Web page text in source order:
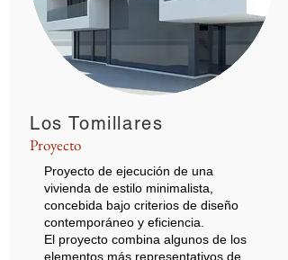
Los Tomillares
Proyecto
Proyecto de ejecución de una
vivienda de estilo minimalista,
concebida bajo criterios de diseño
contemporáneo y eficiencia.
El proyecto combina algunos de los
elementos más representativos de